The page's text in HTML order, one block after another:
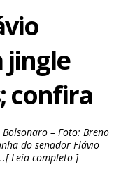
jingle
confira
– Foto: Breno
do senador Flávio
Leia completo ]